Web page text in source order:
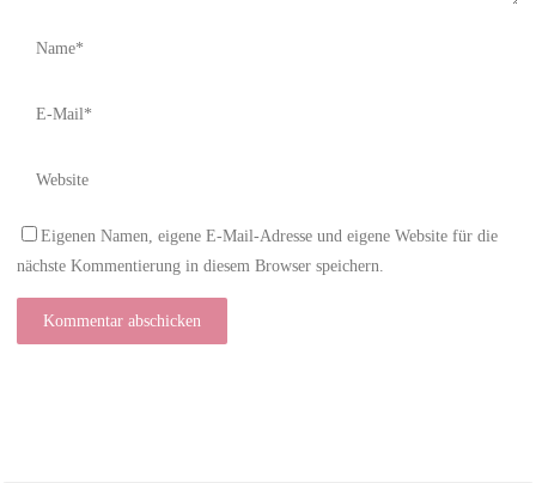
Eigenen Namen, eigene E-Mail-Adresse und eigene Website für die
nächste Kommentierung in diesem Browser speichern.